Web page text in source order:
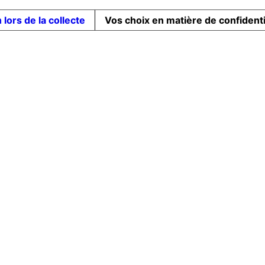
lors de la collecte Vos choix en matière de